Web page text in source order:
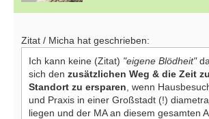
Zitat / Micha hat geschrieben:
Ich kann keine (Zitat) "eigene Blödheit"
sich den zusätzlichen Weg & die Zeit
Standort zu ersparen , wenn
und Praxis in einer Großstadt (!)
liegen und der MA an diesem gesamten